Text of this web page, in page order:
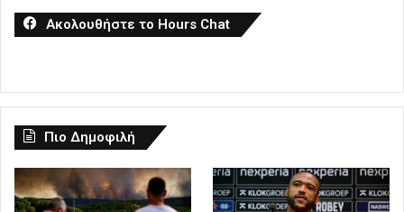
Ακολουθήστε το Hours Chat
Πιο Δημοφιλή